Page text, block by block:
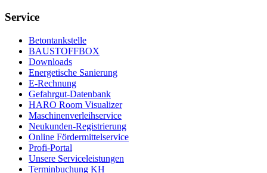
Service
Betontankstelle
BAUSTOFFBOX
Downloads
Energetische Sanierung
E-Rechnung
Gefahrgut-Datenbank
HARO Room Visualizer
Maschinenverleihservice
Neukunden-Registrierung
Online Fördermittelservice
Profi-Portal
Unsere Serviceleistungen
Terminbuchung KH